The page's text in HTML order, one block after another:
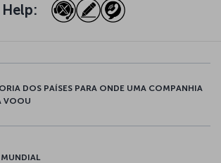
Help:
DOS PAÍSES PARA ONDE UMA COMPANHIA
VOOU
MUNDIAL